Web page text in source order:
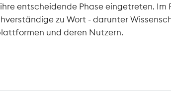
entscheidende Phase eingetreten. Im
zu Wort - darunter
und deren Nutzern.